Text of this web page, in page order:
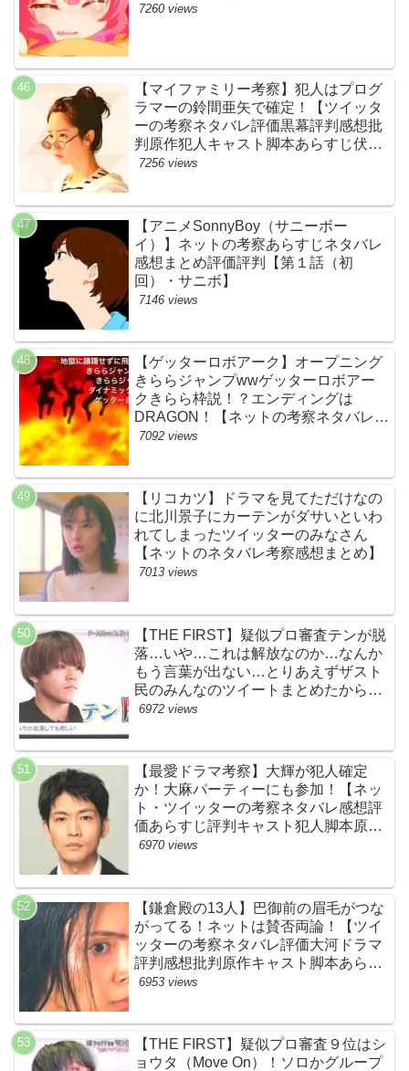
7260 views
【マイファミリー考察】犯人はプログ
ラマーの鈴間亜矢で確定！【ツイッタ
ーの考察ネタバレ評価黒幕評判感想批
判原作犯人キャスト脚本あらすじ伏線
まとめ・藤間爽子】
7256 views
【アニメSonnyBoy（サニーボー
イ）】ネットの考察あらすじネタバレ
感想まとめ評価評判【第１話（初
回）・サニボ】
7146 views
【ゲッターロボアーク】オープニング
きららジャンプwwゲッターロボアー
クきらら枠説！？エンディングは
DRAGON！【ネットの考察ネタバレ感
想まとめ・第１話】
7092 views
【リコカツ】ドラマを見てただけなの
に北川景子にカーテンがダサいといわ
れてしまったツイッターのみなさん
【ネットのネタバレ考察感想まとめ】
7013 views
【THE FIRST】疑似プロ審査テンが脱
落…いや…これは解放なのか…なんか
もう言葉が出ない…とりあえずザスト
民のみんなのツイートまとめたから見
て…【ザファースト・ネットのネタバ
6972 views
【最愛ドラマ考察】大輝が犯人確定
か！大麻パーティーにも参加！【ネッ
ト・ツイッターの考察ネタバレ感想評
価あらすじ評判キャスト犯人脚本原作
黒幕伏線まとめ・大ちゃん・梨央・加
6970 views
【鎌倉殿の13人】巴御前の眉毛がつな
がってる！ネットは賛否両論！【ツイ
ッターの考察ネタバレ評価大河ドラマ
評判感想批判原作キャスト脚本あらす
じ伏線まとめ犯人黒幕・秋元才加】
6953 views
【THE FIRST】疑似プロ審査９位はシ
ョウタ（Move On）！ソロかグループ